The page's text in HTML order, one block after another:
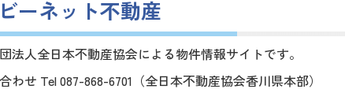
ーネット不動産
法人全日本不動産協会による物件情報サイトです。
わせ Tel 087-868-6701（全日本不動産協会香川県本部）